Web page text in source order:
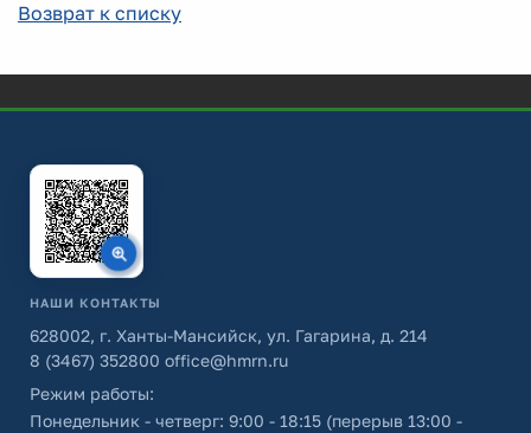
Возврат к списку
НАШИ КОНТАКТЫ
628002, г. Ханты-Мансийск, ул. Гагарина, д. 214
8 (3467) 352800 office@hmrn.ru
Режим работы:
Понедельник - четверг: 9:00 - 18:15 (перерыв 13:00 -